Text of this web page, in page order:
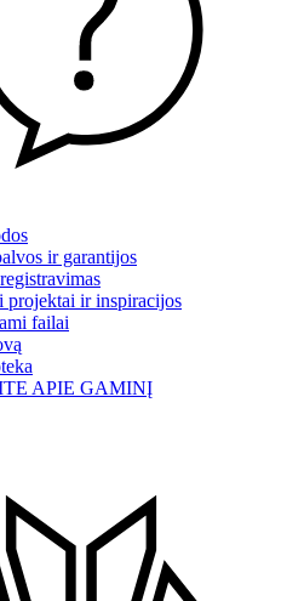
ir garantijos
projektai ir inspiracijos
failai
APIE GAMINĮ